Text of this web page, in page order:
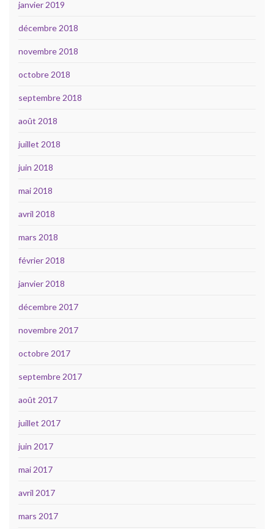
janvier 2019
décembre 2018
novembre 2018
octobre 2018
septembre 2018
août 2018
juillet 2018
juin 2018
mai 2018
avril 2018
mars 2018
février 2018
janvier 2018
décembre 2017
novembre 2017
octobre 2017
septembre 2017
août 2017
juillet 2017
juin 2017
mai 2017
avril 2017
mars 2017